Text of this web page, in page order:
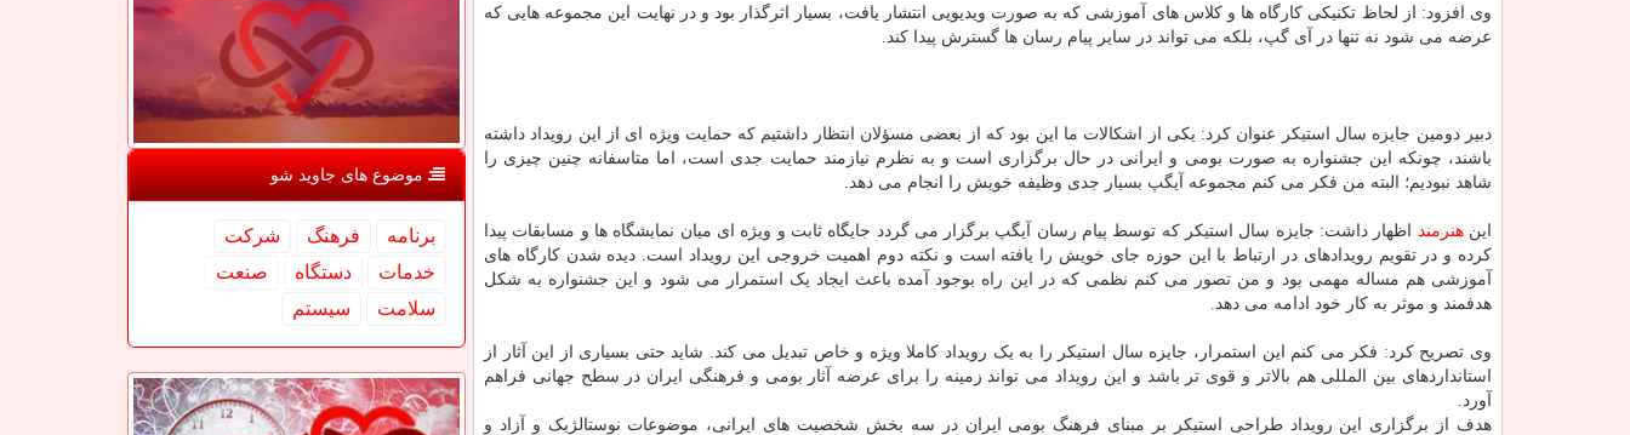
وی افزود: از لحاظ تکنیکی کارگاه ها و کلاس های آموزشی که به صورت ویدیویی انتشار یافت، بسیار اثرگذار بود و در نهایت این مجموعه هایی که
عرضه می شود نه تنها در آی گپ، بلکه می تواند در سایر پیام رسان ها گسترش پیدا کند.
دبیر دومین جایزه سال استیکر عنوان کرد: یکی از اشکالات ما این بود که از بعضی مسؤلان انتظار داشتیم که حمایت ویژه ای از این رویداد داشته
باشند، چونکه این جشنواره به صورت بومی و ایرانی در حال برگزاری است و به نظرم نیازمند حمایت جدی است، اما متاسفانه چنین چیزی را
شاهد نبودیم؛ البته من فکر می کنم مجموعه آیگپ بسیار جدی وظیفه خویش را انجام می دهد.
اینهنرمند اظهار داشت: جایزه سال استیکر که توسط پیام رسان آیگپ برگزار می گردد جایگاه ثابت و ویژه ای میان نمایشگاه ها و مسابقات پیدا
کرده و در تقویم رویدادهای در ارتباط با این حوزه جای خویش را یافته است و نکته دوم اهمیت خروجی این رویداد است. دیده شدن کارگاه های
آموزشی هم مساله مهمی بود و من تصور می کنم نظمی که در این راه بوجود آمده باعث ایجاد یک استمرار می شود و این جشنواره به شکل
هدفمند و موثر به کار خود ادامه می دهد.
وی تصریح کرد: فکر می کنم این استمرار، جایزه سال استیکر را به یک رویداد کاملا ویژه و خاص تبدیل می کند. شاید حتی بسیاری از این آثار از
استانداردهای بین المللی هم بالاتر و قوی تر باشد و این رویداد می تواند زمینه را برای عرضه آثار بومی و فرهنگی ایران در سطح جهانی فراهم
آورد.
هدف از برگزاری این رویداد طراحی استیکر بر مبنای فرهنگ بومی ایران در سه بخش شخصیت های ایرانی، موضوعات نوستالژیک و آزاد و
موضوع های جاوید شو
برنامه فرهنگ
شركت
خدمات
دستگاه
صنعت
سلامت
سیستم